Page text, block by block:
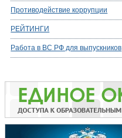
Противодействие коррупции
РЕЙТИНГИ
Работа в ВС РФ для выпускников